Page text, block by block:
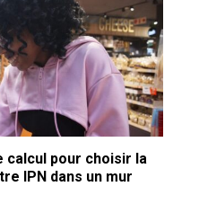
calcul pour choisir la
IPN dans un mur